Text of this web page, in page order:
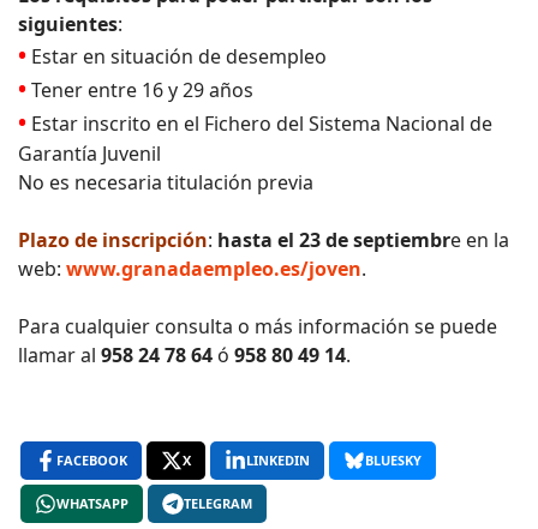
siguientes:
• Estar en situación de desempleo
• Tener entre 16 y 29 años
• Estar inscrito en el Fichero del Sistema Nacional de
Garantía Juvenil
No es necesaria titulación previa
Plazo de inscripción: hasta el 23 de septiembre en la
web: www.granadaempleo.es/joven.
Para cualquier consulta o más información se puede
llamar al 958 24 78 64 ó 958 80 49 14.
FACEBOOK X LINKEDIN BLUESKY
WHATSAPP TELEGRAM